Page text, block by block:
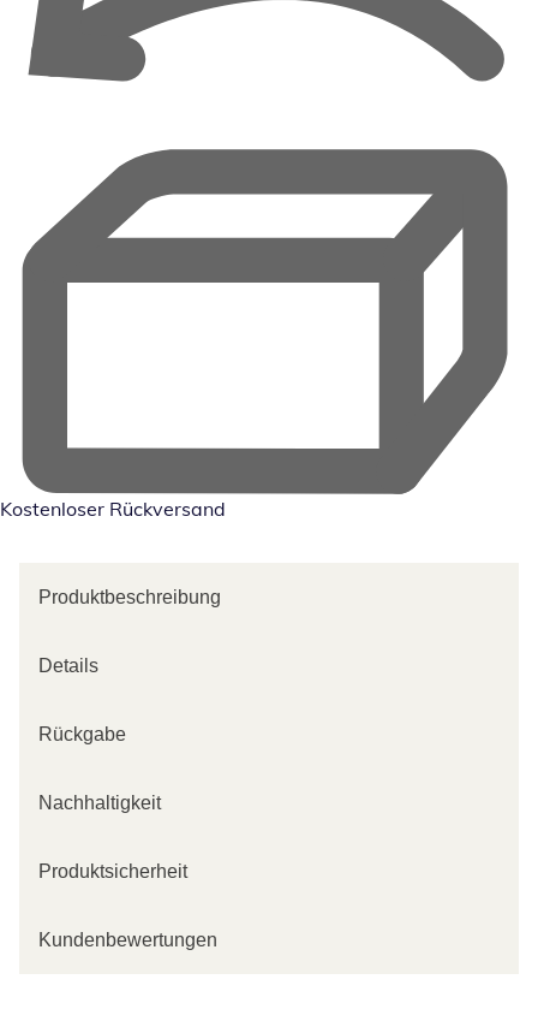
Kostenloser Rückversand
Produktbeschreibung
Details
Rückgabe
Nachhaltigkeit
Produktsicherheit
Kundenbewertungen